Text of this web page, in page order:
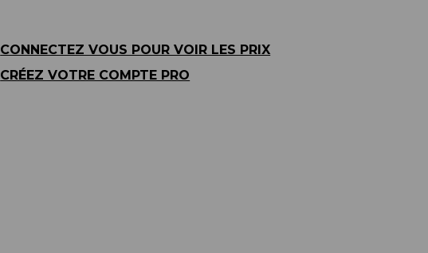
CONNECTEZ VOUS POUR VOIR LES PRIX
CRÉEZ VOTRE COMPTE PRO